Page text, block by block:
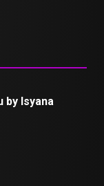
by Isyana